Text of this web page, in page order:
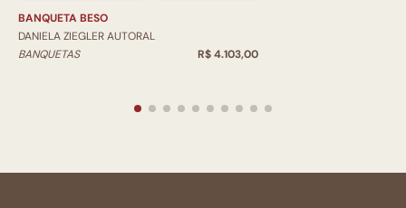
BANQUETA BESO
DANIELA ZIEGLER AUTORAL
BANQUETAS
R$ 4.103,00